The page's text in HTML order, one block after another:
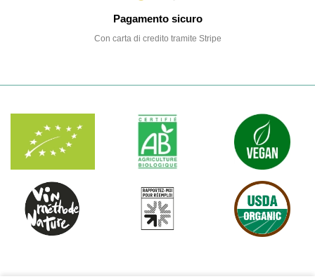
Pagamento sicuro
Con carta di credito tramite Stripe